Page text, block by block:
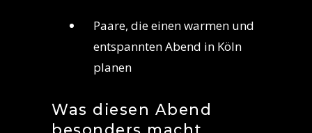
Paare, die einen warmen und
entspannten Abend in Köln
planen
Was diesen Abend